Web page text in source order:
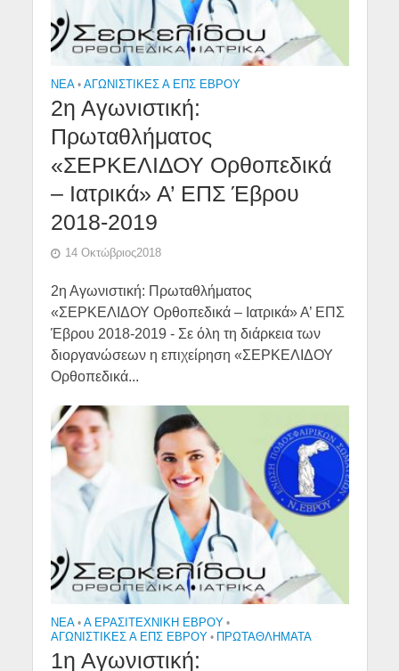
NEA • ΑΓΩΝΙΣΤΙΚΕΣ Α ΕΠΣ ΕΒΡΟΥ
2η Αγωνιστική:
Πρωταθλήματος
«ΣΕΡΚΕΛΙΔΟΥ Ορθοπεδικά
– Ιατρικά» Α’ ΕΠΣ Έβρου
2018-2019
14 Οκτώβριος2018
2η Αγωνιστική: Πρωταθλήματος
«ΣΕΡΚΕΛΙΔΟΥ Ορθοπεδικά – Ιατρικά» Α’ ΕΠΣ
Έβρου 2018-2019 - Σε όλη τη διάρκεια των
διοργανώσεων η επιχείρηση «ΣΕΡΚΕΛΙΔΟΥ
Ορθοπεδικά...
NEA • Α ΕΡΑΣΙΤΕΧΝΙΚΉ ΈΒΡΟΥ •
ΑΓΩΝΙΣΤΙΚΕΣ Α ΕΠΣ ΕΒΡΟΥ • ΠΡΩΤΑΘΛΉΜΑΤΑ
1η Αγωνιστική: